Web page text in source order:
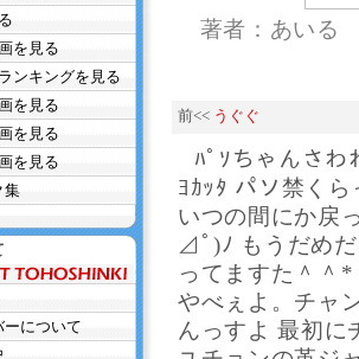
著者：あいる
前<< うぐぐ
ﾊﾟｿちゃんさ
ﾖｶｯﾀ パソ禁く
いつの間にか戻
⊿ﾟ)ﾉ もうだめ
ってますた＾＾
やべぇよ。チャ
んっすよ 最初に
を見る
ンキングを見る
を見る
を見る
を見る
集
について